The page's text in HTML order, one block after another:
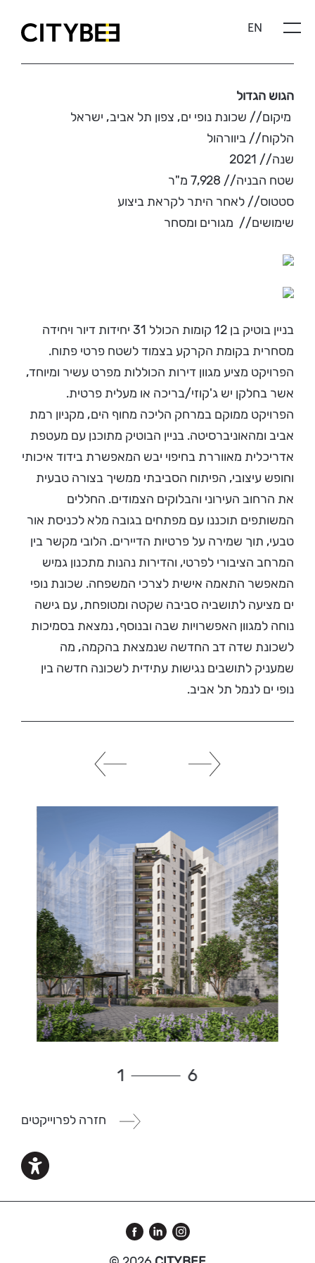
EN
הגוש הגדול
מיקום // שכונת נופי ים, צפון תל אביב, ישראל
הלקוח // ביוורהול
שנה // 2021
שטח הבניה // 7,928 מ"ר
סטטוס // לאחר היתר לקראת ביצוע
שימושים // מגורים ומסחר
בניין בוטיק בן 12 קומות הכולל 31 יחידות דיור ויחידה
מסחרית בקומת הקרקע בצמוד לשטח פרטי פתוח.
הפרויקט מציע מגוון דירות הכוללות מפרט עשיר ומיוחד,
אשר בחלקן יש ג'קוזי/בריכה או מעלית פרטית.
הפרויקט ממוקם במרחק הליכה מחוף הים, מקניון רמת
אביב ומהאוניברסיטה. בניין הבוטיק מתוכנן עם מעטפת
אדריכלית מאווררת בחיפוי יבש המאפשרת בידוד איכותי
וחופש עיצובי, הפיתוח הסביבתי ממשיך בצורה טבעית
את הרחוב העירוני והבלוקים הצמודים. החללים
המשותפים תוכננו עם מפתחים בגובה מלא לכניסת אור
טבעי, תוך שמירה על פרטיות הדיירים. הלובי מקשר בין
המרחב הציבורי לפרטי, והדירות נהנות מתכנון גמיש
המאפשר התאמה אישית לצרכי המשפחה. שכונת נופי
ים מציעה לתושביה סביבה שקטה ומטופחת, עם גישה
נוחה למגוון האפשרויות שבה ובנוסף, נמצאת בסמיכות
לשכונת שדה דב החדשה שנמצאת בהקמה, מה
שמעניק לתושבים נגישות עתידית לשכונה חדשה בין
נופי ים לנמל תל אביב.
1 6